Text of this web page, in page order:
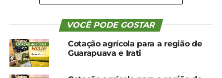
nas precipitações, o que facilitou o avanço da
colheita do trigo e a semeadura dos cultivos de
primeira safra. De modo geral, as condições
agroclimáticas se mostraram favoráveis,
proporcionando umidade adequada para o
VOCÊ PODE GOSTAR
Cotação agrícola para a região de
Guarapuava e Irati